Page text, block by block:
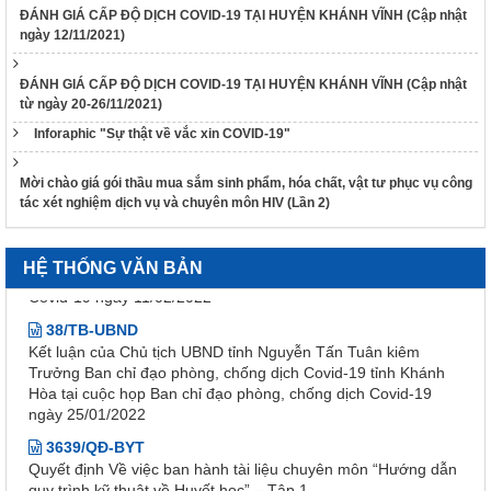
ĐÁNH GIÁ CẤP ĐỘ DỊCH COVID-19 TẠI HUYỆN KHÁNH VĨNH (Cập nhật
ngày 12/11/2021)
ĐÁNH GIÁ CẤP ĐỘ DỊCH COVID-19 TẠI HUYỆN KHÁNH VĨNH (Cập nhật
từ ngày 20-26/11/2021)
Inforaphic "Sự thật về vắc xin COVID-19"
Mời chào giá gói thầu mua sắm sinh phẩm, hóa chất, vật tư phục vụ công
tác xét nghiệm dịch vụ và chuyên môn HIV (Lần 2)
HỆ THỐNG VĂN BẢN
1265/HD-BCĐ
HƯỚNG DẪN QUẢN LÝ NGƯỜI MẮC COVID-19 TẠI NHÀ
38/TB-UBND
Kết luận của UBND tỉnh Nguyễn Tấn Tuân kiêm Trưởng Ban
Chỉ đạo phòng, chống dịch Covid-19 tỉnh Khánh Hòa tại cuộc
họp Ban Chỉ đạo phòng, chống dịch Covid-19 ngày
25/01/2022
48/TB-UBND
Kết luận của Phó Chủ tịch UBND tỉnh Đinh Văn Thiệu kiêm
Phó Trưởng Ban chỉ đạo phòng, chống dịch Covid-19 tỉnh
Khánh Hòa tại cuộc họp Ban Chỉ đạo phòng, chống dịch
Covid-19 ngày 11/02/2022
38/TB-UBND
Kết luận của Chủ tịch UBND tỉnh Nguyễn Tấn Tuân kiêm
Trưởng Ban chỉ đạo phòng, chống dịch Covid-19 tỉnh Khánh
Hòa tại cuộc họp Ban chỉ đạo phòng, chống dịch Covid-19
ngày 25/01/2022
3639/QĐ-BYT
Quyết định Về việc ban hành tài liệu chuyên môn “Hướng dẫn
quy trình kỹ thuật về Huyết học” – Tập 1